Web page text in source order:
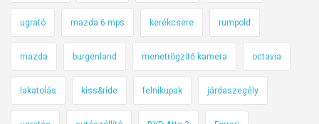
ugrató mazda 6 mps kerékcsere rumpold
mazda burgenland menetrögzítő kamera octavia
lakatolás kiss&ride felnikupak járdaszegély